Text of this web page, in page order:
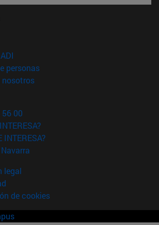
en nueva ventana)
personas(abre en nueva ventana)
nosotros(abre en nueva ventana)
56 00
INTERESA?
legal
de cookies